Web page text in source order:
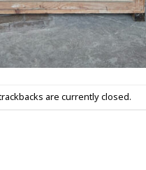
are currently closed.